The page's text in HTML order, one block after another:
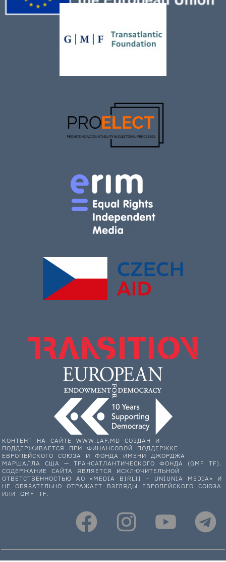
КОНТЕНТ НА САЙТЕ WWW.LAF.MD СОЗДАН И
ПОДДЕРЖИВАЕТСЯ ПРИ ФИНАНСОВОЙ ПОДДЕРЖКЕ
ЕВРОПЕЙСКОГО СОЮЗА И ФОНДА ИМЕНИ ДЖОРДЖА
МАРШАЛЛА США — ТРАНСАТЛАНТИЧЕСКОГО ФОНДА (GMF TF).
СОДЕРЖАНИЕ САЙТА ЯВЛЯЕТСЯ ИСКЛЮЧИТЕЛЬНОЙ
ОТВЕТСТВЕННОСТЬЮ АО «MEDIA BIRLII – UNIUNIA MEDIA» И
НЕ ОБЯЗАТЕЛЬНО ОТРАЖАЕТ ВЗГЛЯДЫ ЕВРОПЕЙСКОГО СОЮЗА
ИЛИ GMF TF.